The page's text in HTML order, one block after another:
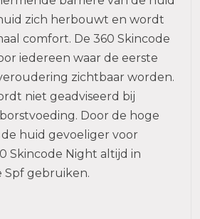
zich herbouwt en wordt
comfort. De 360 Skincode
iedereen waar de eerste
zichtbaar worden.
niet geadviseerd bij
Door de hoge
huid gevoeliger voor
Skincode Night altijd in
Spf gebruiken.